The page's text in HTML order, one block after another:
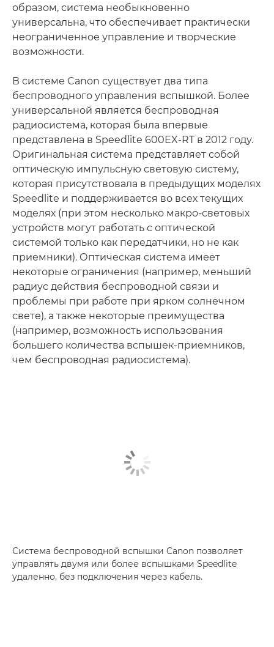
образом, система необыкновенно
универсальна, что обеспечивает практически
неограниченное управление и творческие
возможности.
В системе Canon существует два типа
беспроводного управления вспышкой. Более
универсальной является беспроводная
радиосистема, которая была впервые
представлена в Speedlite 600EX-RT в 2012 году.
Оригинальная система представляет собой
оптическую импульсную световую систему,
которая присутствовала в предыдущих моделях
Speedlite и поддерживается во всех текущих
моделях (при этом несколько макро-световых
устройств могут работать с оптической
системой только как передатчики, но не как
приемники). Оптическая система имеет
некоторые ограничения (например, меньший
радиус действия беспроводной связи и
проблемы при работе при ярком солнечном
свете), а также некоторые преимущества
(например, возможность использования
большего количества вспышек-приемников,
чем беспроводная радиосистема).
Система беспроводной вспышки Canon позволяет
управлять двумя или более вспышками Speedlite
удаленно, без подключения через кабель.